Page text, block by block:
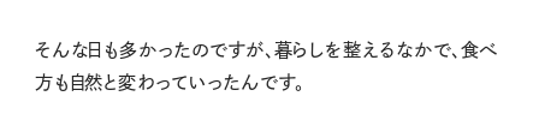
そんな日も多かったのですが、暮らしを整えるなかで、食べ
方も自然と変わっていったんです。